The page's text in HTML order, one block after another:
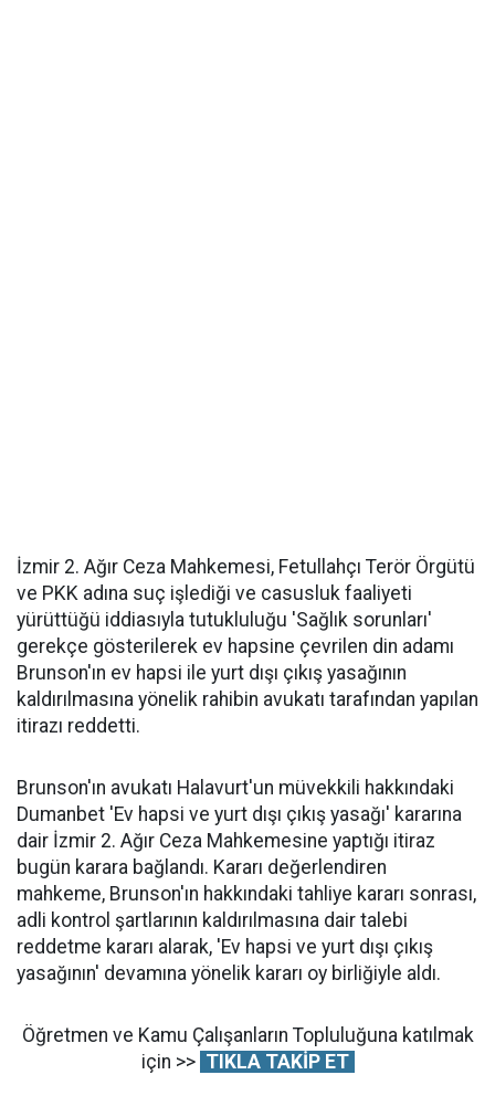
İzmir 2. Ağır Ceza Mahkemesi, Fetullahçı Terör Örgütü
ve PKK adına suç işlediği ve casusluk faaliyeti
yürüttüğü iddiasıyla tutukluluğu 'Sağlık sorunları'
gerekçe gösterilerek ev hapsine çevrilen din adamı
Brunson'ın ev hapsi ile yurt dışı çıkış yasağının
kaldırılmasına yönelik rahibin avukatı tarafından yapılan
itirazı reddetti.
Brunson'ın avukatı Halavurt'un müvekkili hakkındaki
Dumanbet 'Ev hapsi ve yurt dışı çıkış yasağı' kararına
dair İzmir 2. Ağır Ceza Mahkemesine yaptığı itiraz
bugün karara bağlandı. Kararı değerlendiren
mahkeme, Brunson'ın hakkındaki tahliye kararı sonrası,
adli kontrol şartlarının kaldırılmasına dair talebi
reddetme kararı alarak, 'Ev hapsi ve yurt dışı çıkış
yasağının' devamına yönelik kararı oy birliğiyle aldı.
Öğretmen ve Kamu Çalışanların Topluluğuna katılmak
için >> TIKLA TAKİP ET